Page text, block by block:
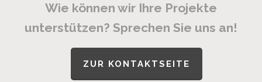
Wie können wir Ihre Projekte
unterstützen? Sprechen Sie uns an!
ZUR KONTAKTSEITE